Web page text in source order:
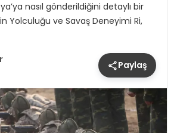
nasıl gönderildiğini detaylı bir
Yolculuğu ve Savaş Deneyimi Ri,
Paylaş